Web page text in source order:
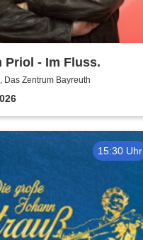
Priol - Im Fluss.
Das Zentrum Bayreuth
15:30 Uhr